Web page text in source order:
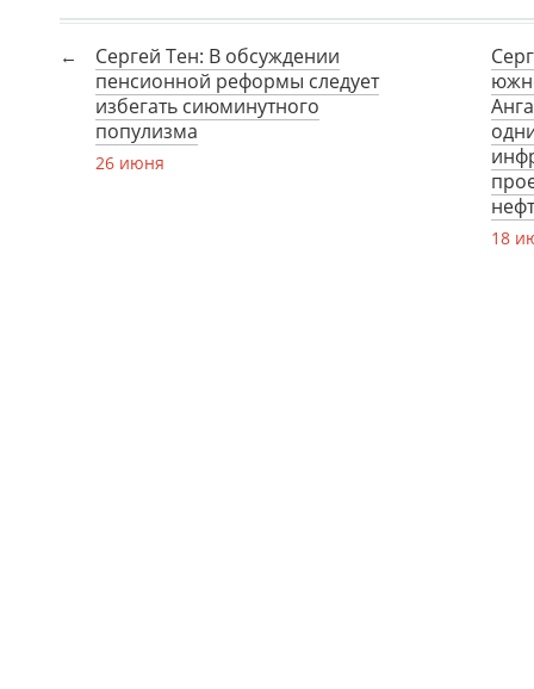
Сергей Тен: В обсуждении
пенсионной реформы следует
избегать сиюминутного
популизма
26 июня
18